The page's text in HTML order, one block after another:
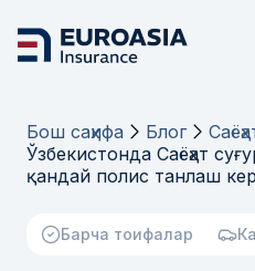
Бош саҳифа Блог
Ўзбекистонда Саёҳат
қандай полис танлаш
Барча тоифалар